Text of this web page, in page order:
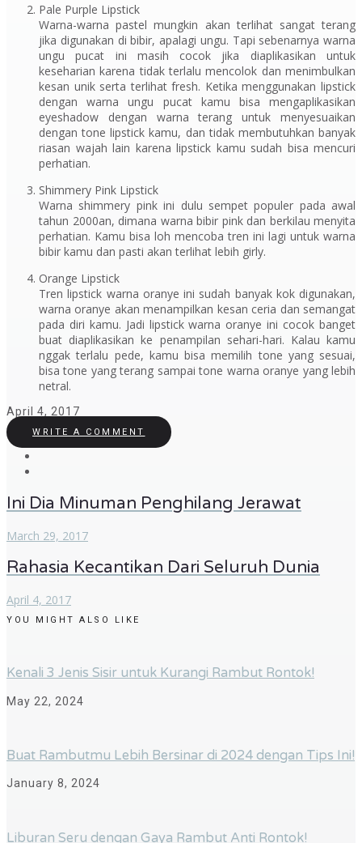
Pale Purple Lipstick
Warna-warna pastel mungkin akan terlihat sangat terang
jika digunakan di bibir, apalagi ungu. Tapi sebenarnya warna
ungu pucat ini masih cocok jika diaplikasikan untuk
keseharian karena tidak terlalu mencolok dan menimbulkan
kesan unik serta terlihat fresh. Ketika menggunakan lipstick
dengan warna ungu pucat kamu bisa mengaplikasikan
eyeshadow dengan warna terang untuk menyesuaikan
dengan tone lipstick kamu, dan tidak membutuhkan banyak
riasan wajah lain karena lipstick kamu sudah bisa mencuri
perhatian.
Shimmery Pink Lipstick
Warna shimmery pink ini dulu sempet populer pada awal
tahun 2000an, dimana warna bibir pink dan berkilau menyita
perhatian. Kamu bisa loh mencoba tren ini lagi untuk warna
bibir kamu dan pasti akan terlihat lebih girly.
Orange Lipstick
Tren lipstick warna oranye ini sudah banyak kok digunakan,
warna oranye akan menampilkan kesan ceria dan semangat
pada diri kamu. Jadi lipstick warna oranye ini cocok banget
buat diaplikasikan ke penampilan sehari-hari. Kalau kamu
nggak terlalu pede, kamu bisa memilih tone yang sesuai,
bisa tone yang terang sampai tone warna oranye yang lebih
netral.
April 4, 2017
WRITE A COMMENT
Ini Dia Minuman Penghilang Jerawat
March 29, 2017
Rahasia Kecantikan Dari Seluruh Dunia
April 4, 2017
YOU MIGHT ALSO LIKE
Kenali 3 Jenis Sisir untuk Kurangi Rambut Rontok!
May 22, 2024
Buat Rambutmu Lebih Bersinar di 2024 dengan Tips Ini!
January 8, 2024
Liburan Seru dengan Gaya Rambut Anti Rontok!